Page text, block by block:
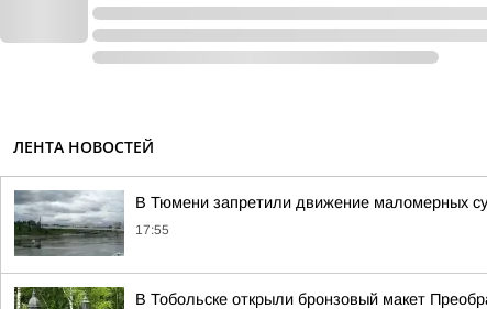
ЛЕНТА НОВОСТЕЙ
В Тюмени запретили движение маломерных
17:55
В Тобольске открыли бронзовый макет